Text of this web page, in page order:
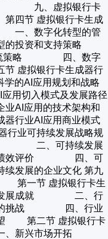
略 九、虚拟银行卡
四节 虚拟银行卡生成
、数字化转型的管
资和支持策略
流策略 四、数字
虚拟银行卡生成器行
AI应用规划和战略
切入模式及发展路径
应用的技术架构和
业AI应用商业模式
业可持续发展战略规
二、可持续发展
绩效评价 四、可
展的企业文化 第九
第一节 虚拟银行卡生
发展成就 二、行
的挑战 四、行业
第二节 虚拟银行卡
新兴市场开拓